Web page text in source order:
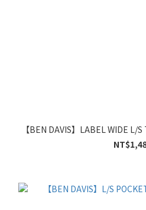
【BEN DAVIS】LABEL WIDE L/